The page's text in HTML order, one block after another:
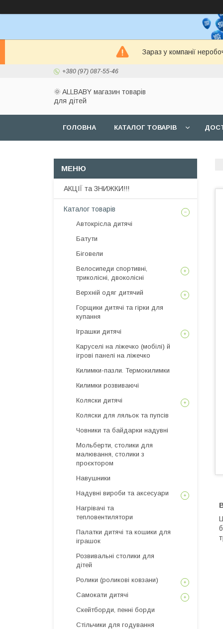
Зараз у компанії
+380 (97) 087-55-46
🌞 ALLBABY магазин товарів
для дітей
ГОЛОВНА КАТАЛОГ ТОВАРІВ
АКЦІЇ та ЗНИЖКИ!!!
Каталог товарів
Автокрісла дитячі
Батути
Біговели
Велосипеди спортивні,
триколісні, двоколісні
Верхній одяг дитячий
Горщики дитячі та гірки для
купання
Іграшки дитячі
Каруселі на ліжечко (мобілі) й
ігрові панелі на ліжечко
Килимки-пазли. Термокилимки
Килимки розвиваючі
Коляски дитячі
Коляски для ляльок та пупсів
Човники та байдарки надувні
Мольберти, столики для
малювання, столики з
проєктором
Навушники
Надувні вироби та аксесуари
Нагрівачі та
тепловентилятори
Палатки дитячі та кошики для
іграшок
Розвивальні столики для
дітей
Ролики (роликові ковзани)
Самокати дитячі
Скейтборди, пенні борди
Стільчики для годування